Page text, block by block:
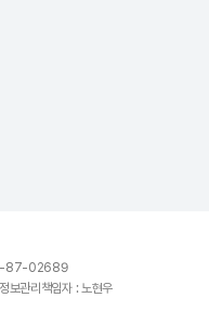
87-02689
관리책임자 : 노현우